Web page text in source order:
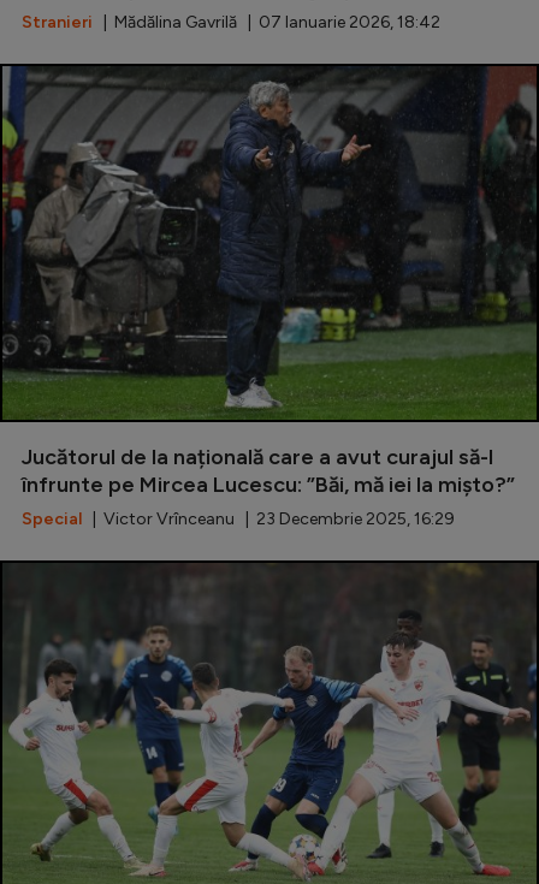
Stranieri | Mădălina Gavrilă | 07 Ianuarie 2026, 18:42
Jucătorul de la națională care a avut curajul să-l
înfrunte pe Mircea Lucescu: ”Băi, mă iei la mișto?”
Special | Victor Vrînceanu | 23 Decembrie 2025, 16:29